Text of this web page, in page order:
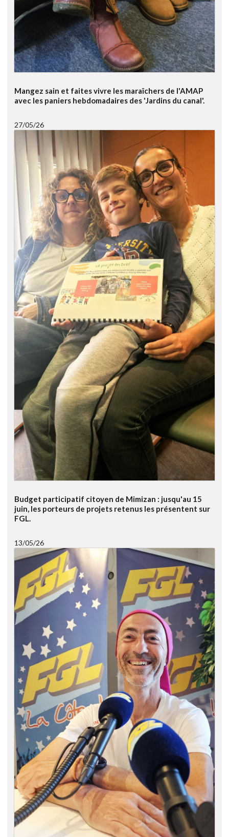
Mangez sain et faites vivre les maraîchers de l'AMAP
avec les paniers hebdomadaires des 'Jardins du canal'.
27/05/26
Budget participatif citoyen de Mimizan : jusqu'au 15
juin, les porteurs de projets retenus les présentent sur
FGL.
13/05/26